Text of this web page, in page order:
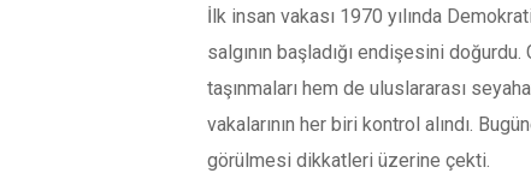
İlk insan vakası 1970 yılında
salgının başladığı endişesini
taşınmaları hem de uluslararası
vakalarının her biri kontrol alındı.
görülmesi dikkatleri üzerine çekti.